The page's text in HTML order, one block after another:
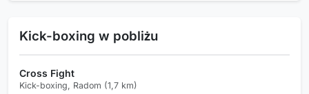
Kick-boxing w pobliżu
Cross Fight
Kick-boxing, Radom (1,7 km)